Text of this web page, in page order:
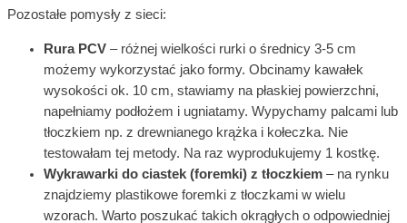
Pozostałe pomysły z sieci:
Rura PCV – różnej wielkości rurki o średnicy 3-5 cm
możemy wykorzystać jako formy. Obcinamy kawałek
wysokości ok. 10 cm, stawiamy na płaskiej powierzchni,
napełniamy podłożem i ugniatamy. Wypychamy palcami lub
tłoczkiem np. z drewnianego krążka i kołeczka. Nie
testowałam tej metody. Na raz wyprodukujemy 1 kostkę.
Wykrawarki do ciastek (foremki) z tłoczkiem – na rynku
znajdziemy plastikowe foremki z tłoczkami w wielu
wzorach. Warto poszukać takich okrągłych o odpowiedniej